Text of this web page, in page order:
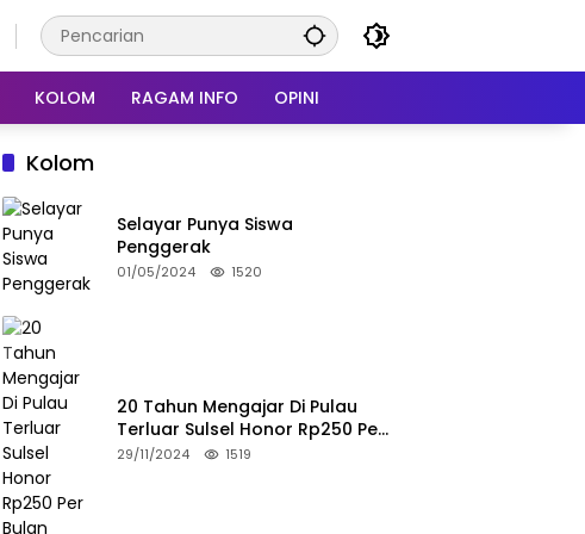
KOLOM RAGAM INFO OPINI
Kolom
Selayar Punya Siswa
Penggerak
01/05/2024 1520
20 Tahun Mengajar Di Pulau
Terluar Sulsel Honor Rp250 Per
Bulan
29/11/2024 1519